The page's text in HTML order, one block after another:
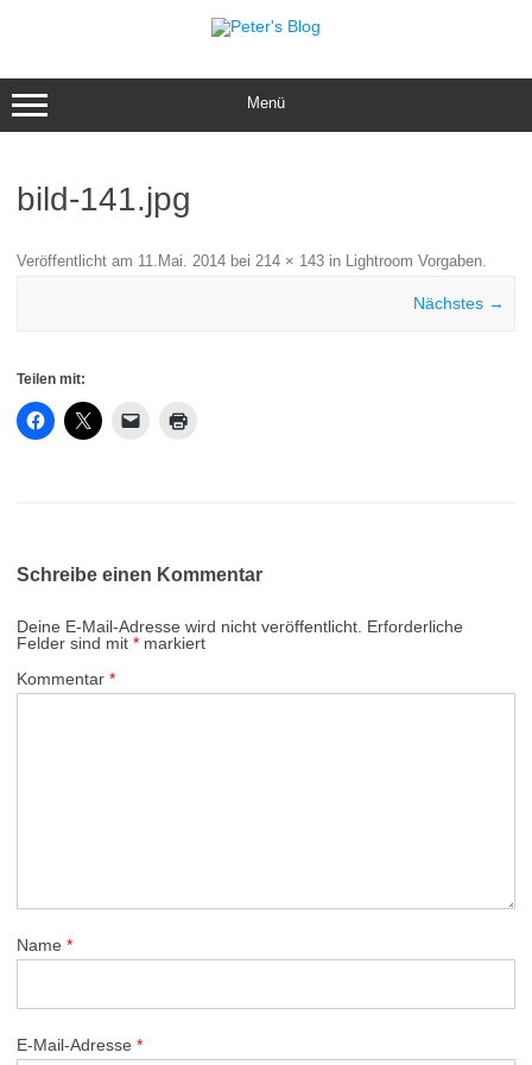
Menü
bild-141.jpg
Veröffentlicht am 11.Mai. 2014 bei 214 × 143 in Lightroom Vorgaben.
Nächstes →
Teilen mit:
Schreibe einen Kommentar
Deine E-Mail-Adresse wird nicht veröffentlicht. Erforderliche
Felder sind mit * markiert
Kommentar *
Name *
E-Mail-Adresse *